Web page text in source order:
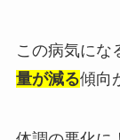
この病気にな
量が減る傾向